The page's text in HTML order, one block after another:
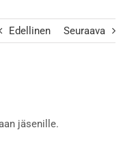
Edellinen Seuraava
jäsenille.